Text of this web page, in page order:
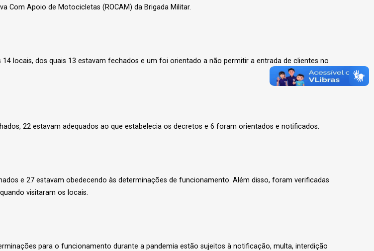
Com Apoio de Motocicletas (ROCAM) da Brigada Militar.
locais, dos quais 13 estavam fechados e um foi orientado a não permitir a entrada de clientes no
22 estavam adequados ao que estabelecia os decretos e 6 foram orientados e notificados.
e 27 estavam obedecendo às determinações de funcionamento. Além disso, foram verificadas
visitaram os locais.
para o funcionamento durante a pandemia estão sujeitos à notificação, multa, interdição